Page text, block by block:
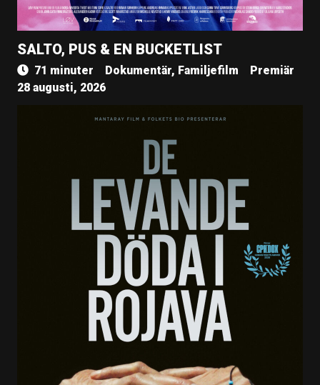
SALTO, PUS & EN BUCKETLIST
71 minuter Dokumentär, Familjefilm
Premiär
28 augusti, 2026